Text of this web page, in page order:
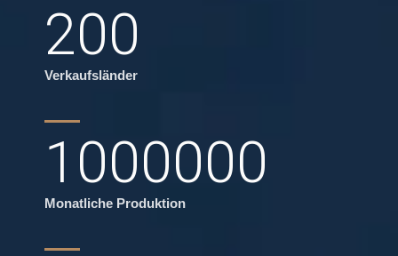
200
Verkaufsländer
1000000
Monatliche Produktion